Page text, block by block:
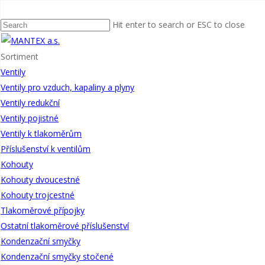
Hit enter to search or ESC to close
Sortiment
Ventily
Ventily pro vzduch, kapaliny a plyny
Ventily redukční
Ventily pojistné
Ventily k tlakoměrům
Příslušenství k ventilům
Kohouty
Kohouty dvoucestné
Kohouty trojcestné
Tlakoměrové přípojky
Ostatní tlakoměrové příslušenství
Kondenzační smyčky
Kondenzační smyčky stočené
tlakoměrové přípojky
Přípojka tlakoměrová přechodová druh G